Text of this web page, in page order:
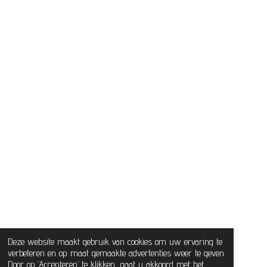
Deze website maakt gebruik van cookies om uw ervaring te
verbeteren en op maat gemaakte advertenties weer te geven.
Door op ‘Accepteren’ te klikken, gaat u akkoord met het